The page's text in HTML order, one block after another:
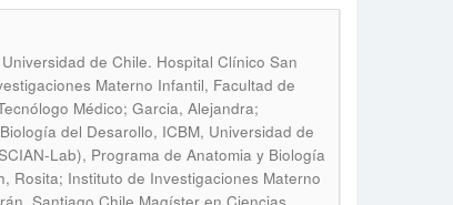
de Chile. Hospital Clínico San
Materno Infantil, Facultad de
Médico; Garcia, Alejandra;
del Desarollo, ICBM, Universidad de
Lab), Programa de Anatomia y Biología
Rosita; Instituto de Investigaciones Materno